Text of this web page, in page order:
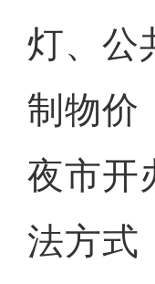
灯、公
制物价
夜市开
法方式